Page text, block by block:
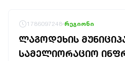
1786097248 რეგიონი
ᲚᲐᲒᲝᲓᲔᲮᲘᲡ
ᲡᲐᲛᲔᲚᲘᲝᲠᲐᲪᲘᲝ